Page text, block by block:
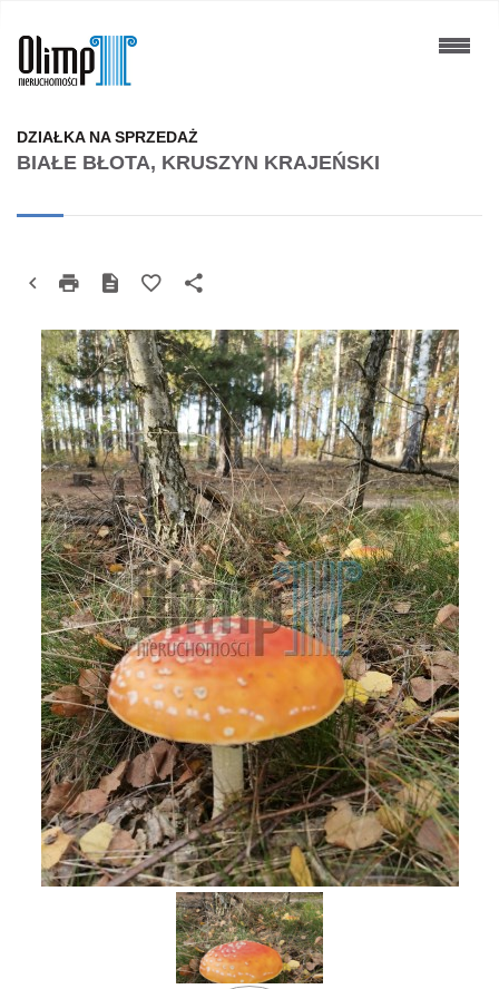
BIAŁE BŁOTA, KRUSZYN KRAJEŃSKI
DZIAŁKA NA SPRZEDAŻ